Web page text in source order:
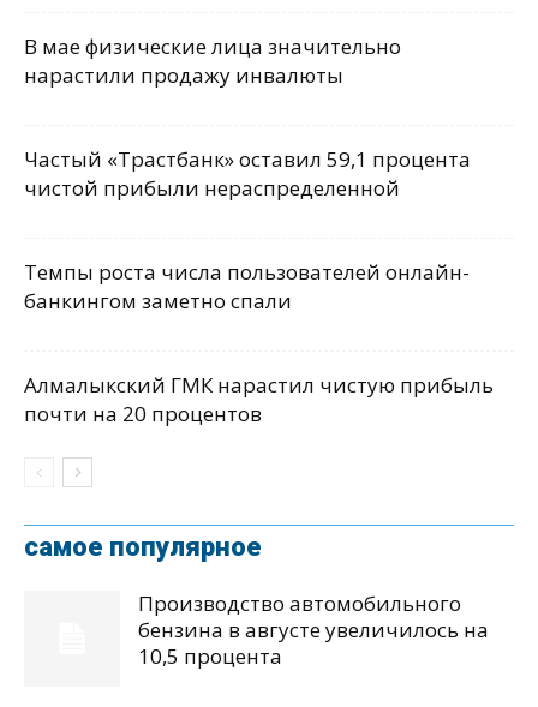
В мае физические лица значительно
нарастили продажу инвалюты
Частый «Трастбанк» оставил 59,1 процента
чистой прибыли нераспределенной
Темпы роста числа пользователей онлайн-
банкингом заметно спали
Алмалыкский ГМК нарастил чистую прибыль
почти на 20 процентов
самое популярное
Производство автомобильного
бензина в августе увеличилось на
10,5 процента